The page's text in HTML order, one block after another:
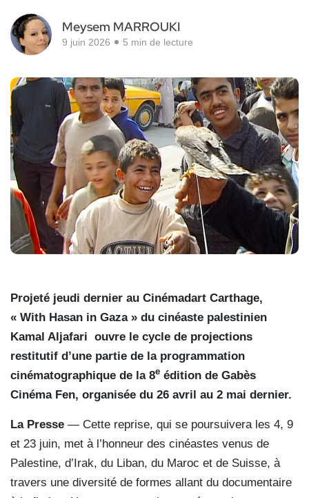
Meysem MARROUKI
9 juin 2026 5 min de lecture
Projeté jeudi dernier au Cinémadart Carthage,
« With Hasan in Gaza » du cinéaste palestinien
Kamal Aljafari ouvre le cycle de projections
restitutif d’une partie de la programmation
cinématographique de la 8e édition de Gabès
Cinéma Fen, organisée du 26 avril au 2 mai dernier.
La Presse — Cette reprise, qui se poursuivera les 4, 9
et 23 juin, met à l’honneur des cinéastes venus de
Palestine, d’Irak, du Liban, du Maroc et de Suisse, à
travers une diversité de formes allant du documentaire